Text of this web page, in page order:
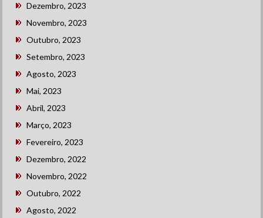
Dezembro, 2023
Novembro, 2023
Outubro, 2023
Setembro, 2023
Agosto, 2023
Mai, 2023
Abril, 2023
Março, 2023
Fevereiro, 2023
Dezembro, 2022
Novembro, 2022
Outubro, 2022
Agosto, 2022